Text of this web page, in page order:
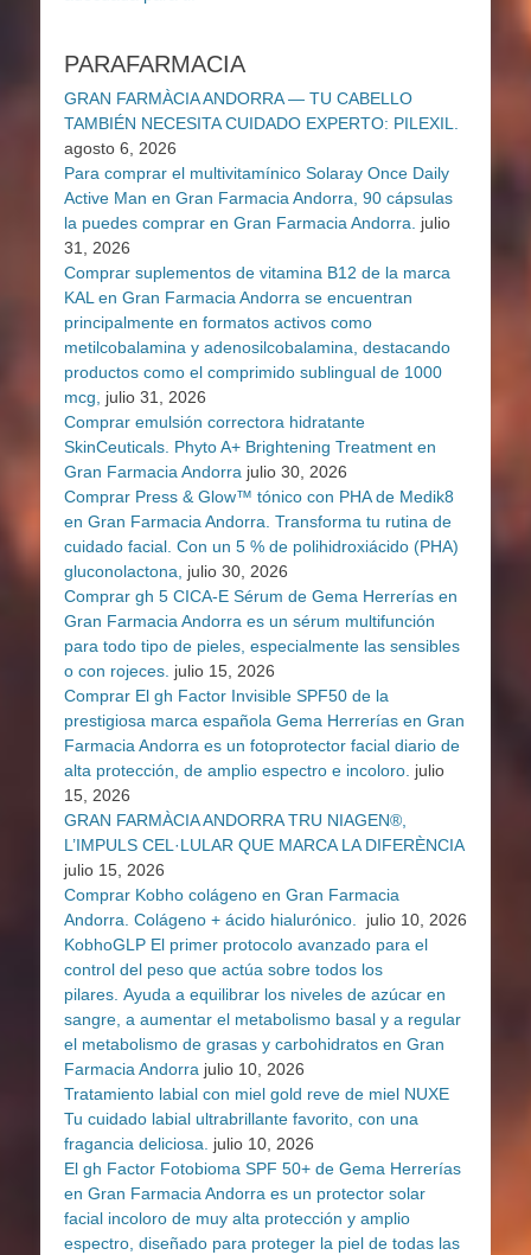
PARAFARMACIA
GRAN FARMÀCIA ANDORRA — TU CABELLO
TAMBIÉN NECESITA CUIDADO EXPERTO: PILEXIL.
agosto 6, 2026
Para comprar el multivitamínico Solaray Once Daily
Active Man en Gran Farmacia Andorra, 90 cápsulas
la puedes comprar en Gran Farmacia Andorra. julio
31, 2026
Comprar suplementos de vitamina B12 de la marca
KAL en Gran Farmacia Andorra se encuentran
principalmente en formatos activos como
metilcobalamina y adenosilcobalamina, destacando
productos como el comprimido sublingual de 1000
mcg, julio 31, 2026
Comprar emulsión correctora hidratante
SkinCeuticals. Phyto A+ Brightening Treatment en
Gran Farmacia Andorra julio 30, 2026
Comprar Press & Glow™ tónico con PHA de Medik8
en Gran Farmacia Andorra. Transforma tu rutina de
cuidado facial. Con un 5 % de polihidroxiácido (PHA)
gluconolactona, julio 30, 2026
Comprar gh 5 CICA-E Sérum de Gema Herrerías en
Gran Farmacia Andorra es un sérum multifunción
para todo tipo de pieles, especialmente las sensibles
o con rojeces. julio 15, 2026
Comprar El gh Factor Invisible SPF50 de la
prestigiosa marca española Gema Herrerías en Gran
Farmacia Andorra es un fotoprotector facial diario de
alta protección, de amplio espectro e incoloro. julio
15, 2026
GRAN FARMÀCIA ANDORRA TRU NIAGEN®,
L’IMPULS CEL·LULAR QUE MARCA LA DIFERÈNCIA
julio 15, 2026
Comprar Kobho colágeno en Gran Farmacia
Andorra. Colágeno + ácido hialurónico.
julio 10, 2026
KobhoGLP El primer protocolo avanzado para el
control del peso que actúa sobre todos los
pilares. Ayuda a equilibrar los niveles de azúcar en
sangre, a aumentar el metabolismo basal y a regular
el metabolismo de grasas y carbohidratos en Gran
Farmacia Andorra julio 10, 2026
Tratamiento labial con miel gold reve de miel NUXE
Tu cuidado labial ultrabrillante favorito, con una
fragancia deliciosa. julio 10, 2026
El gh Factor Fotobioma SPF 50+ de Gema Herrerías
en Gran Farmacia Andorra es un protector solar
facial incoloro de muy alta protección y amplio
espectro, diseñado para proteger la piel de todas las